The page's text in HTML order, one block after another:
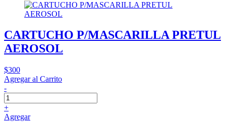
CARTUCHO P/MASCARILLA PRETUL
AEROSOL
$300
Agregar al Carrito
-
+
Agregar